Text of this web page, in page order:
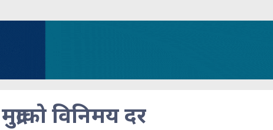
मुद्राको विनिमय दर